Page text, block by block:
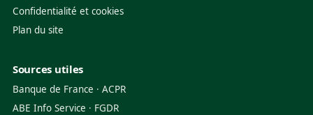
Confidentialité et cookies
Plan du site
Sources utiles
Banque de France · ACPR
ABE Info Service · FGDR